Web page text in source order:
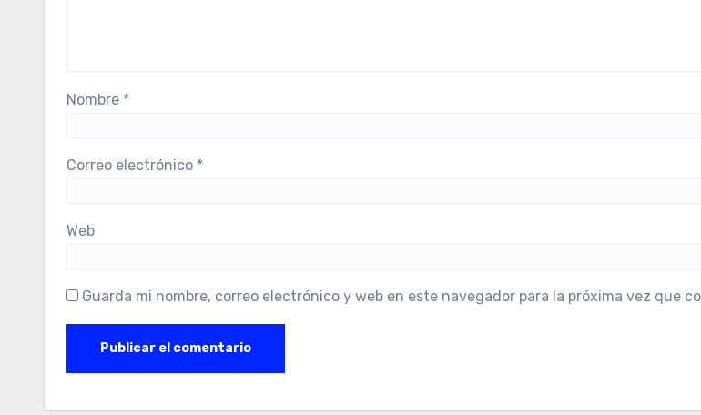
Nombre *
Correo electrónico *
Web
Guarda mi nombre, correo electrónico y web en este navegador para la próxima vez que